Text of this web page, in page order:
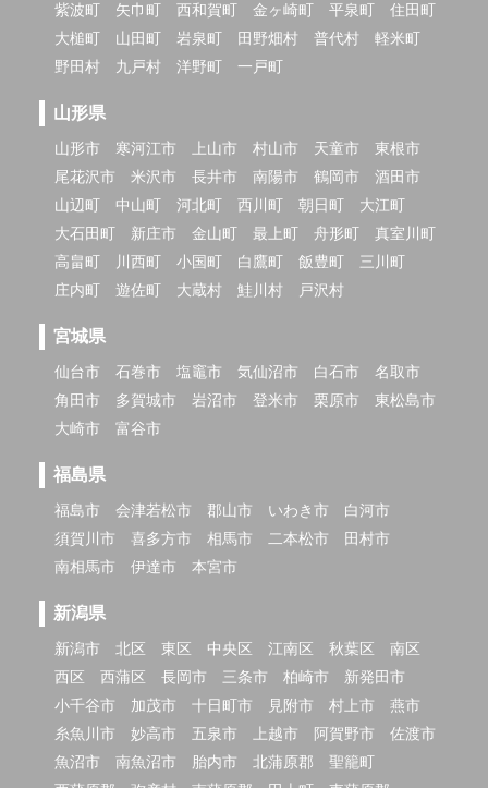
紫波町
矢巾町 西和賀町 金ヶ崎町 平泉町
住田町
大槌町
山田町 岩泉町 田野畑村 普代村
軽米町
野田村
九戸村 洋野町 一戸町
山形県
山形市 寒河江市 上山市 村山市 天童市
東根市
尾花沢市
米沢市 長井市 南陽市 鶴岡市
酒田市
山辺町
中山町 河北町 西川町 朝日町
大江町
大石田町
新庄市 金山町 最上町 舟形町
真室川町
高畠町
川西町 小国町 白鷹町 飯豊町
三川町
庄内町
遊佐町 大蔵村 鮭川村 戸沢村
宮城県
仙台市 石巻市 塩竈市 気仙沼市 白石市
名取市
角田市
多賀城市 岩沼市 登米市 栗原市
東松島市
大崎市
富谷市
福島県
福島市 会津若松市 郡山市 いわき市
白河市
須賀川市
喜多方市 相馬市 二本松市
田村市
南相馬市
伊達市 本宮市
新潟県
新潟市 北区 東区 中央区 江南区 秋葉区
南区
西区
西蒲区 長岡市 三条市 柏崎市
新発田市
小千谷市
加茂市 十日町市 見附市 村上市
燕市
糸魚川市
妙高市 五泉市 上越市 阿賀野市
佐渡市
魚沼市
南魚沼市 胎内市 北蒲原郡
聖籠町